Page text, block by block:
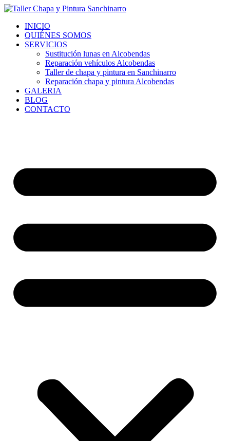
Ir
contenidoINICIO
QUIÉNES SOMOS
SERVICIOS
Sustitución lunas en Alcobendas
Reparación vehículos Alcobendas
Taller de chapa y pintura en Sanchinarro
Reparación chapa y pintura Alcobendas
GALERIA
BLOG
CONTACTO